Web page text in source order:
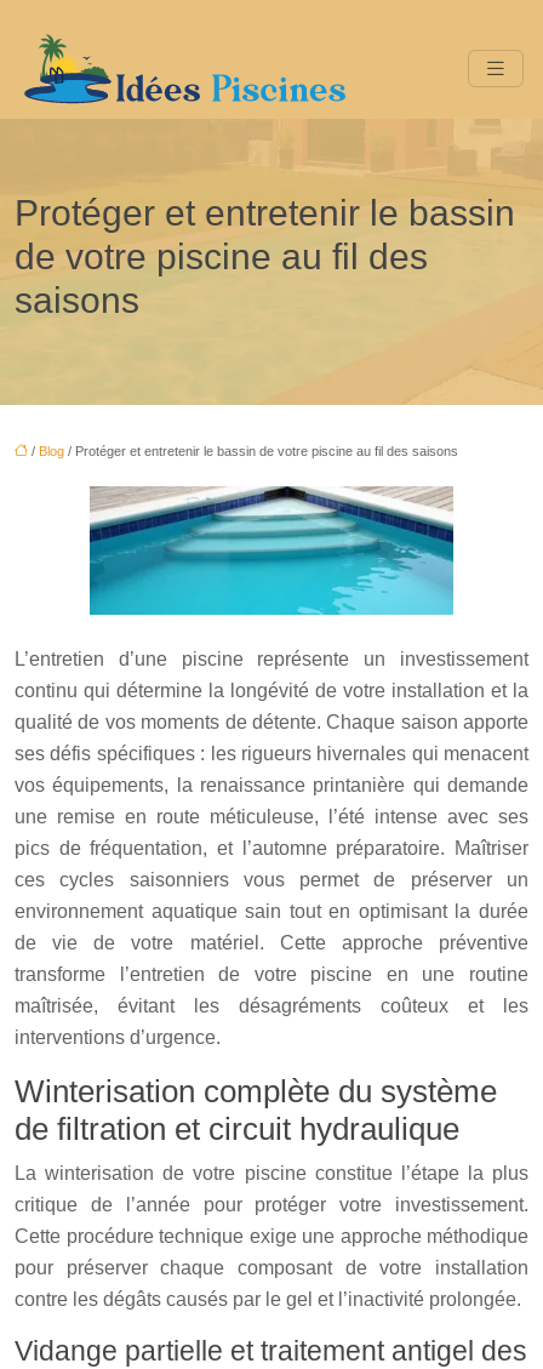
Protéger et entretenir le bassin
de votre piscine au fil des
saisons
/ Blog / Protéger et entretenir le bassin de votre piscine au fil des saisons
L’entretien d’une piscine représente un investissement
continu qui détermine la longévité de votre installation et la
qualité de vos moments de détente. Chaque saison apporte
ses défis spécifiques : les rigueurs hivernales qui menacent
vos équipements, la renaissance printanière qui demande
une remise en route méticuleuse, l’été intense avec ses
pics de fréquentation, et l’automne préparatoire. Maîtriser
ces cycles saisonniers vous permet de préserver un
environnement aquatique sain tout en optimisant la durée
de vie de votre matériel. Cette approche préventive
transforme l’entretien de votre piscine en une routine
maîtrisée, évitant les désagréments coûteux et les
interventions d’urgence.
Winterisation complète du système
de filtration et circuit hydraulique
La winterisation de votre piscine constitue l’étape la plus
critique de l’année pour protéger votre investissement.
Cette procédure technique exige une approche méthodique
pour préserver chaque composant de votre installation
contre les dégâts causés par le gel et l’inactivité prolongée.
Vidange partielle et traitement antigel des